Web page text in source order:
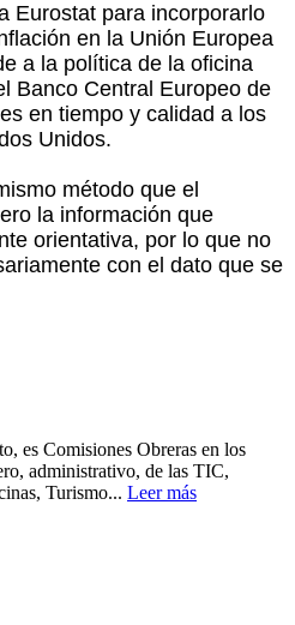
Eurostat para incorporarlo
en la Unión Europea
a la política de la oficina
Banco Central Europeo de
en tiempo y calidad a los
Unidos.
método que el
la información que
orientativa, por lo que no
con el dato que se
es Comisiones Obreras en los
administrativo, de las TIC,
Turismo... Leer más